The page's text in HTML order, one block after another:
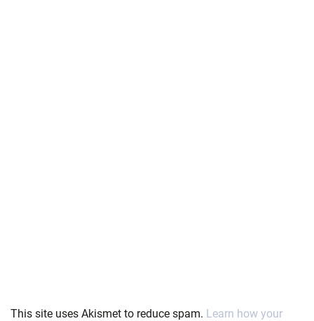
This site uses Akismet to reduce spam. Learn how your